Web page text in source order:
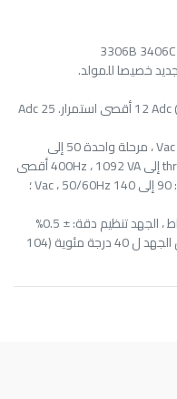
انتاج الطاقة (مع إدخال 240 Vac): 12 Adc @ 65 Vdc أقصى استمرار. 25 Adc
التيار المتناوب مدخلات الطاقة: 100 إلى 280 Vac ، مرحلة واحدة 50 إلى
400Hz ، أو 63 إلى 105 Vac ؛ threephase ، 50 إلى 400Hz ، 1092 VA أقصى
عبء مستمر التيار المتناوب الاستشعار الجهد: 90 إلى 140 Vac ، 50/60Hz ؛
الجهد الخارجي ضبط ريوستات: 10k أوم ، 2 واط ، الجهد تنظيم دقة: ± 0.5%
متوسط الاستجابة الجهد الانجراف: ± 1% فرق الجهد ل 40 درجة مئوية (104